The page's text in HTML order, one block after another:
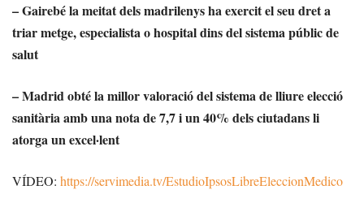
– Gairebé la meitat dels madrilenys ha exercit el seu dret a
triar metge, especialista o hospital dins del sistema públic de
salut
– Madrid obté la millor valoració del sistema de lliure elecció
sanitària amb una nota de 7,7 i un 40% dels ciutadans li
atorga un excel·lent
VÍDEO: https://servimedia.tv/EstudioIpsosLibreEleccionMedico